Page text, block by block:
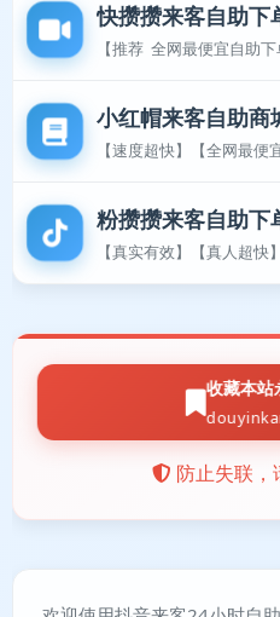
快攒攒来客自助下
【推荐 全网最便宜自助下
小红帽来客自助商
【速度超快】【全网最
粉攒攒来客自助下
【真实有效】【真人超快
收藏本站
防止失联，